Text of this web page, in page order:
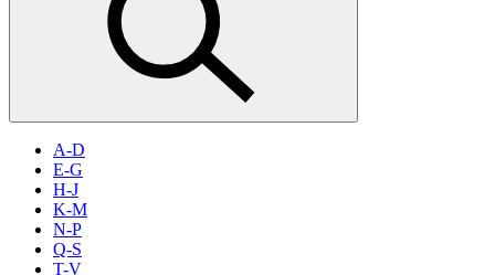
Aktiviteter
Inspirasjon
Søk
A-D
E-G
H-J
K-M
N-P
Q-S
T-V